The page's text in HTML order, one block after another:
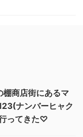
棚商店街にあるマ
ナンバーヒャク
ってきた♡